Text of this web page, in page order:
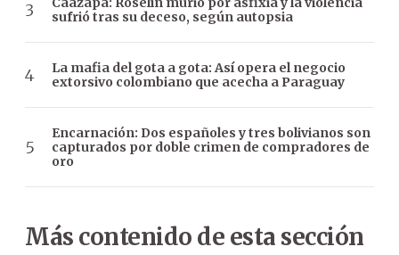
sufrió tras su deceso, según autopsia
La mafia del gota a gota: Así opera el negocio
extorsivo colombiano que acecha a Paraguay
Encarnación: Dos españoles y tres bolivianos son
capturados por doble crimen de compradores de
oro
Más contenido de esta sección